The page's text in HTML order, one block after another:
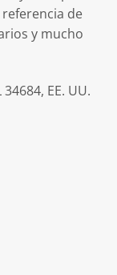
de
y mucho
EE. UU.